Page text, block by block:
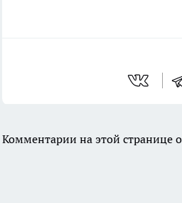
Комментарии на этой странице